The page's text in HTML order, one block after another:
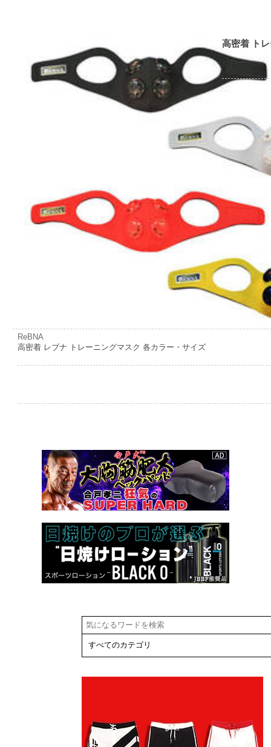
高密着 ト
ReBNA
高密着 レブナ トレーニングマスク 各カラー・サイズ